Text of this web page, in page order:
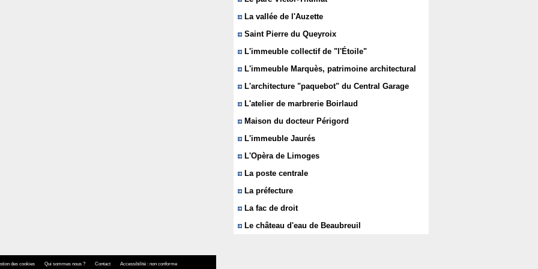
La vallée de l'Auzette
Saint Pierre du Queyroix
L'immeuble collectif de "l'Étoile"
L'immeuble Marquès, patrimoine architectural
L'architecture "paquebot" du Central Garage
L'atelier de marbrerie Boirlaud
Maison du docteur Périgord
L'immeuble Jaurés
L'Opèra de Limoges
La poste centrale
La préfecture
La fac de droit
Le château d'eau de Beaubreuil
des cookies Qui sommes nous ? Contact Accessibilité : non conforme